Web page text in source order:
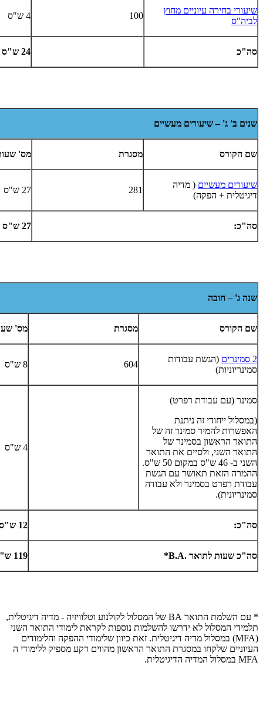
שיעורי בחירה עיוניים מחוץ
לביה"ס
100 4 ש"ס
סה"כ 24 ש"ס
שנים ב' ג' – שיעורים מעשיים
שם הקורס מסגרת מס'
שיעורים מעשיים ( מדיה
דיגיטלית + הפקה)
281 27 ש"ס
סה"כ: 27 ש"ס
שנה ג' – חובה
שם הקורס מסגרת מס'
2 סמינרים
(הגשת עבודות
סמינריוניות)
604 8 ש"ס
סמינר (עם עבודת רפרט)
(במסלול ייחודי זה ניתנת
האפשרות להמיר סמינר זה של
התואר הראשון בסמינר של
התואר השני, ולסיים את התואר
השני ב- 46 ש"ס במקום 50 ש"ס.
ההמרה הזאת תאושר עם הגשת
עבודת רפרט בסמינר ולא עבודה
סמינריונית).
4 ש"ס
סה"כ: 12 ש"ס
סה"כ שעות לתואר B.A.
* 119 ש"ס
* עם השלמת התואר BA של המסלול לקולנוע וטלוויזיה - מדיה דיגיטלית,
תלמידי המסלול לא ידרשו להשלמות נוספות לקראת לימודי התואר השני
(
MFA) במסלול מדיה דיגיטלית. זאת כיוון שלימודי ההפקה והלימודים
העיוניים שלקחו במסגרת התואר הראשון מהווים רקע מספיק ללימודי ה
MFA במסלול המדיה הדיגיטלית.